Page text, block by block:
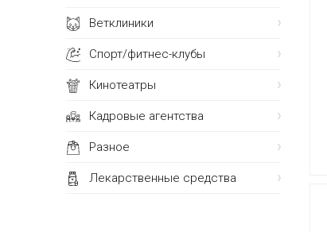
Ветклиники
Спорт/фитнес-клубы
Кинотеатры
Кадровые агентства
Разное
Лекарственные средства